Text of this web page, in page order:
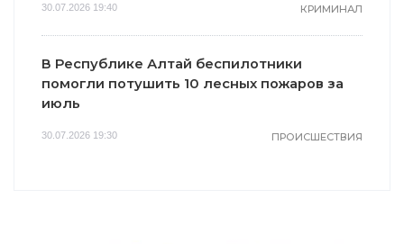
30.07.2026 19:40 КРИМИНАЛ
В Республике Алтай беспилотники
помогли потушить 10 лесных пожаров за
июль
30.07.2026 19:30 ПРОИСШЕСТВИЯ